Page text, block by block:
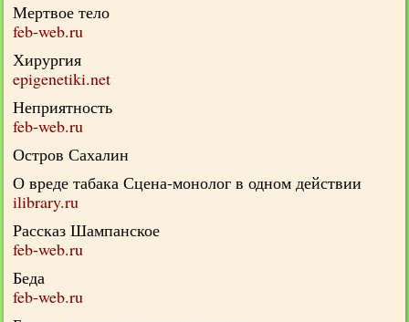
Мертвое тело
feb-web.ru
Хирургия
epigenetiki.net
Неприятность
feb-web.ru
Остров Сахалин
О вреде табака Сцена-монолог в одном действии
ilibrary.ru
Рассказ Шампанское
feb-web.ru
Беда
feb-web.ru